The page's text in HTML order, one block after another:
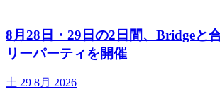
8月28日・29日の2日間、Bridgeと
リーパーティを開催
土 29 8月 2026